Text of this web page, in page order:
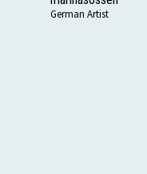
German Artist